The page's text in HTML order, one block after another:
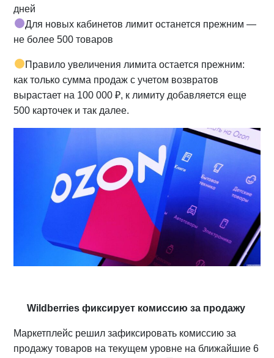
дней
Для новых кабинетов лимит останется прежним —
не более 500 товаров
Правило увеличения лимита остается прежним:
как только сумма продаж с учетом возвратов
вырастает на 100 000 ₽, к лимиту добавляется еще
500 карточек и так далее.
Wildberries фиксирует комиссию за продажу
Маркетплейс решил зафиксировать комиссию за
продажу товаров на текущем уровне на ближайшие 6